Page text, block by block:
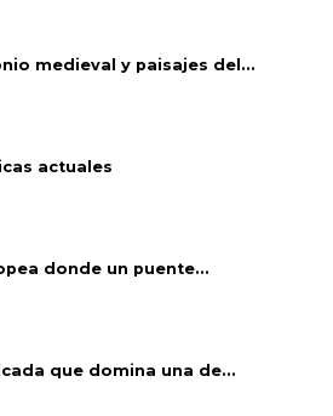
medieval y paisajes del...
actuales
donde un puente...
que domina una de...